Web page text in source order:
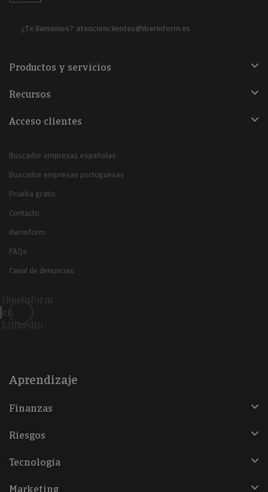
¿Te llamamos? atencionclientes@iberinform.es
Productos y servicios
Recursos
Acceso clientes
Buscador empresas españolas
Buscador empresas portuguesas
Prueba gratis
Contacto
Iberinform
FAQs
Canal de denuncias
Iberinform
en
Linkedin
Aprendizaje
Finanzas
Riesgos
Tecnología
Marketing